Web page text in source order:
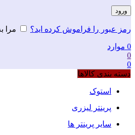
ورود
رمز عبور را فراموش کرده اید؟ مرا
0 موارد
0
0
دسته بندی کالاها
استوک
پرینتر لیزری
سایر پرینتر ها